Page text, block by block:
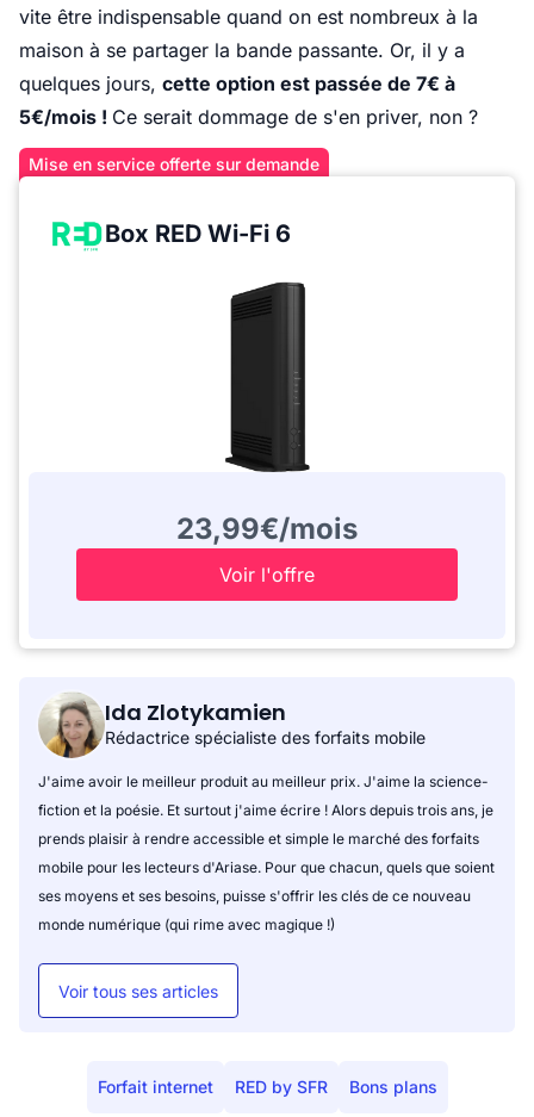
vite être indispensable quand on est nombreux à la
maison à se partager la bande passante. Or, il y a
quelques jours, cette option est passée de 7€ à
5€/mois ! Ce serait dommage de s'en priver, non ?
Mise en service offerte sur demande
Box RED Wi-Fi 6
23,99€/mois
Voir l'offre
Ida Zlotykamien
Rédactrice spécialiste des forfaits mobile
J'aime avoir le meilleur produit au meilleur prix. J'aime la science-
fiction et la poésie. Et surtout j'aime écrire ! Alors depuis trois ans, je
prends plaisir à rendre accessible et simple le marché des forfaits
mobile pour les lecteurs d'Ariase. Pour que chacun, quels que soient
ses moyens et ses besoins, puisse s'offrir les clés de ce nouveau
monde numérique (qui rime avec magique !)
Voir tous ses articles
Forfait internet RED by SFR Bons plans